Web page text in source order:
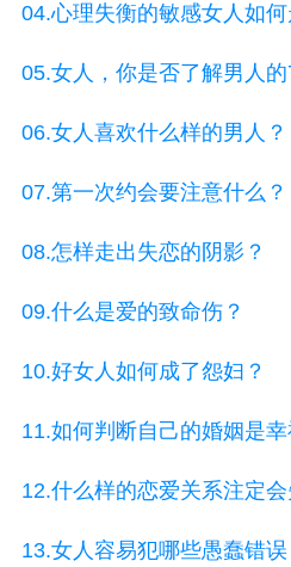
04.心理失衡的敏感女人如何
05.女人，你是否了解男人的
06.女人喜欢什么样的男人？
07.第一次约会要注意什么？
08.怎样走出失恋的阴影？
09.什么是爱的致命伤？
10.好女人如何成了怨妇？
11.如何判断自己的婚姻是幸
12.什么样的恋爱关系注定会
13.女人容易犯哪些愚蠢错误